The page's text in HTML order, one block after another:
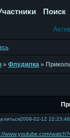
Поиск
.
»Флудилка »
2009-02-12 22:23:46
www.youtube.com/